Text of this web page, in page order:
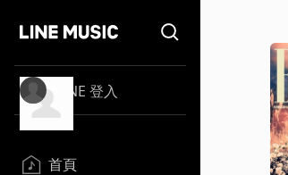
LINE 登入
首頁